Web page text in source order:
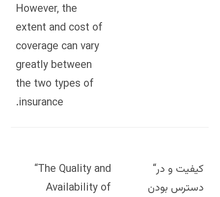
However, the
extent and cost of
coverage can vary
greatly between
the two types of
insurance.
“The Quality and
Availability of
“کیفیت و در
دسترس بودن